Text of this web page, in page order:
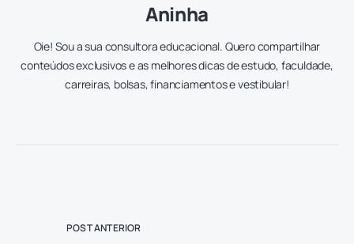
Aninha
Oie! Sou a sua consultora educacional. Quero compartilhar
conteúdos exclusivos e as melhores dicas de estudo, faculdade,
carreiras, bolsas, financiamentos e vestibular!
POST ANTERIOR